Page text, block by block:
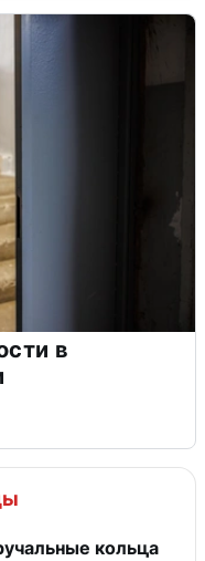
в
кольца